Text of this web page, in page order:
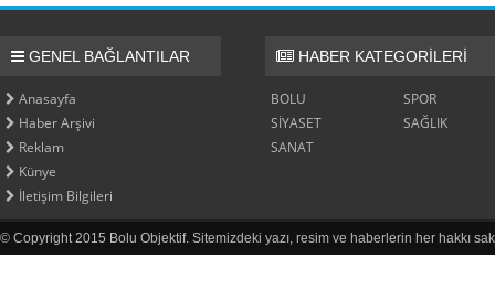
GENEL BAĞLANTILAR
Anasayfa
Haber Arşivi
Reklam
Künye
İletişim Bilgileri
HABER KATEGORİLERİ
BOLU
SPOR
SİYASET
SAĞLIK
SANAT
© Copyright 2015 Bolu Objektif. Sitemizdeki yazı, resim ve haberlerin her hakkı